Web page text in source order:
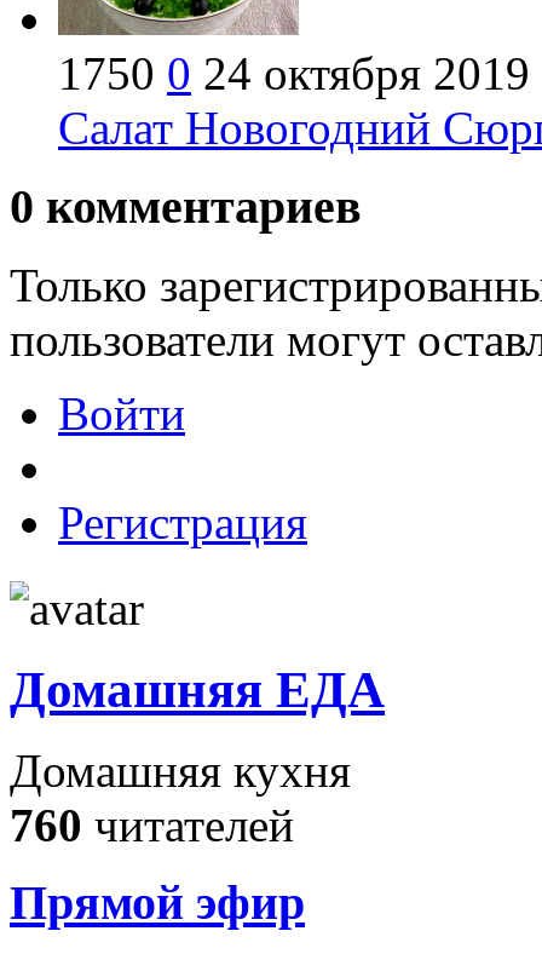
1750 0 24 октября 2019
Салат Новогодний
0 комментариев
Только
пользователи могут
Войти
Регистрация
Домашняя ЕДА
Домашняя кухня
760 читателей
Прямой эфир